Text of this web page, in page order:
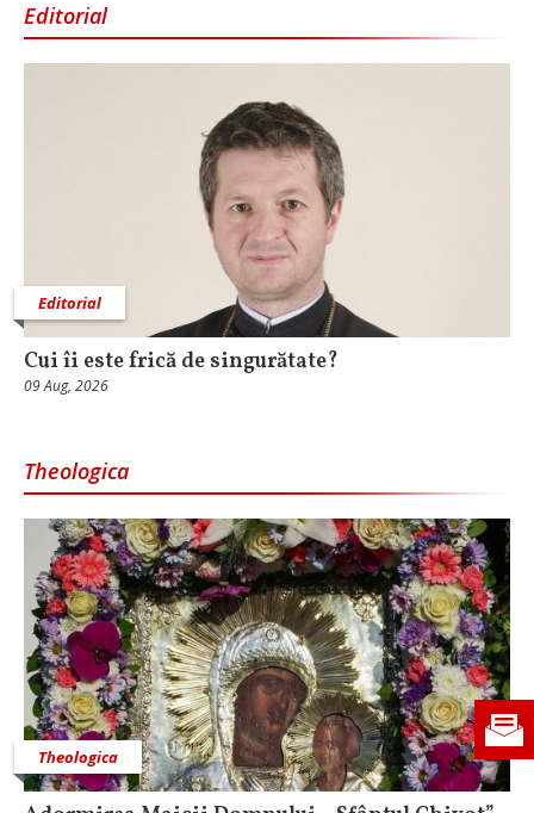
Editorial
Editorial
Cui îi este frică de singurătate?
09 Aug, 2026
Theologica
Theologica